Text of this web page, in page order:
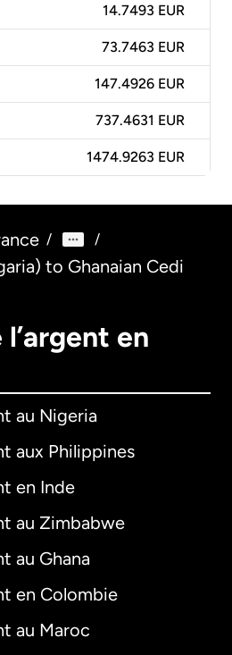
14.7493 EUR
73.7463 EUR
147.4926 EUR
737.4631 EUR
1474.9263 EUR
/ /
to Ghanaian Cedi
en
au Nigeria
aux Philippines
en Inde
au Zimbabwe
au Ghana
en Colombie
au Maroc